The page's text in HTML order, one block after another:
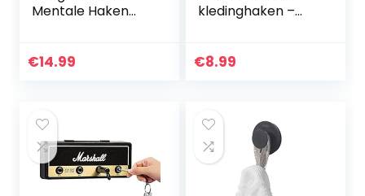
Mentale Haken
Badkamer
€14.99
kledinghaken –
€8.99